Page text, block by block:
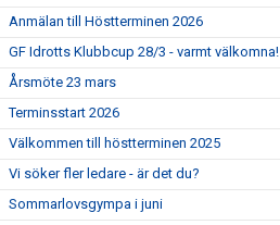
Anmälan till Höstterminen 2026
GF Idrotts Klubbcup 28/3 - varmt välkomna!
Årsmöte 23 mars
Terminsstart 2026
Välkommen till höstterminen 2025
Vi söker fler ledare - är det du?
Sommarlovsgympa i juni